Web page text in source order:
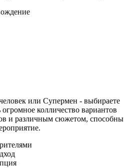
или Супермен - выбираете
колличество вариантов
и различным сюжетом, способны